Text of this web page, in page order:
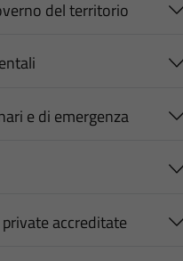
del territorio
e di emergenza
accreditate